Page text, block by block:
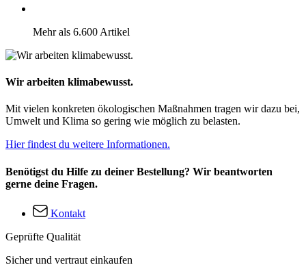
Mehr als 6.600 Artikel
Wir arbeiten klimabewusst.
Mit vielen konkreten ökologischen Maßnahmen tragen wir dazu bei,
Umwelt und Klima so gering wie möglich zu belasten.
Hier findest du weitere Informationen.
Benötigst du Hilfe zu deiner Bestellung? Wir beantworten
gerne deine Fragen.
Kontakt
Geprüfte Qualität
Sicher und vertraut einkaufen